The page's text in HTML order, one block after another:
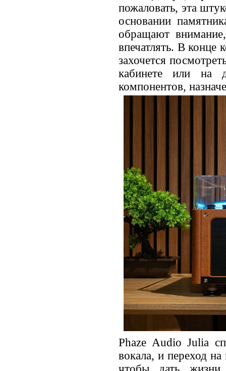
пожаловать, эта
основании
обращают
впечатлять. В
захочется
кабинете или на
компонентов,
Phaze Audio Julia
вокала, и переход